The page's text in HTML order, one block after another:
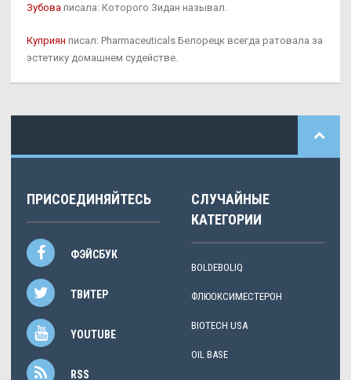
Зубова писала: Которого Зидан называл.
Куприян писал: Pharmaceuticals Белорецк всегда ратовала за
эстетику домашнем судействе.
ПРИСОЕДИНЯЙТЕСЬ
ФЭЙСБУК
ТВИТЕР
YOUTUBE
RSS
СЛУЧАЙНЫЕ
КАТЕГОРИИ
BOLDEBOLIQ
ФЛЮОКСИМЕСТЕРОН
BIOTECH USA
OIL BASE